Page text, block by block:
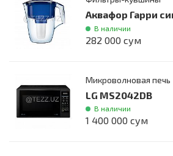
Аквафор Гарри
В наличии
282 000 сум
Микроволновая печь
LG MS2042DB
В наличии
1 400 000 сум